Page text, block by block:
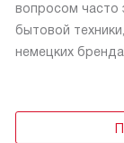
вопросом часто
бытовой
немецких бренда.